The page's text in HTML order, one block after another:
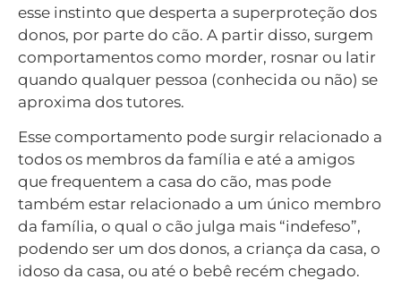
esse instinto que desperta a superproteção dos
donos, por parte do cão. A partir disso, surgem
comportamentos como morder, rosnar ou latir
quando qualquer pessoa (conhecida ou não) se
aproxima dos tutores.
Esse comportamento pode surgir relacionado a
todos os membros da família e até a amigos
que frequentem a casa do cão, mas pode
também estar relacionado a um único membro
da família, o qual o cão julga mais “indefeso”,
podendo ser um dos donos, a criança da casa, o
idoso da casa, ou até o bebê recém chegado.